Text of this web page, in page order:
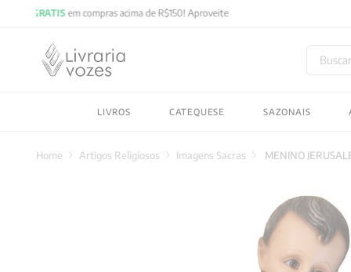
Buscar
LIVROS CATEQUESE SAZONAIS
Artigos Religiosos Imagens Sacras MENINO
2027
byung chul han
pré venda